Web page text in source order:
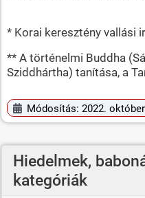
* Korai keresztény vallási
** A történelmi Buddha
Sziddhártha) tanítása, a
Módosítás: 2022.
Hiedelmek,
kategóriák